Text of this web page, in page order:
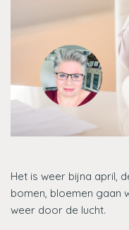
Het is weer bijna april,
bomen, bloemen gaan
weer door de lucht.